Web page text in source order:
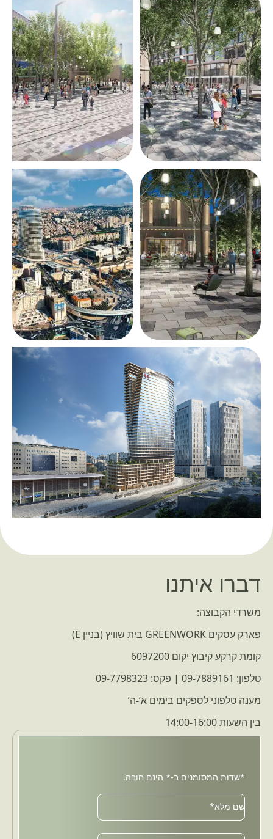
דברו איתנו
משרדי הקבוצה:
פארק עסקים GREENWORK בית שוויץ (בניין E)
קומת קרקע קיבוץ יקום 6097200
טלפון: 09-7889161 | פקס: 09-7798323
מענה טלפוני לספקים בימים א’-ה’
בין השעות 14:00-16:00
*שדות המסומנים ב-* הינם חובה.
שם מלא*